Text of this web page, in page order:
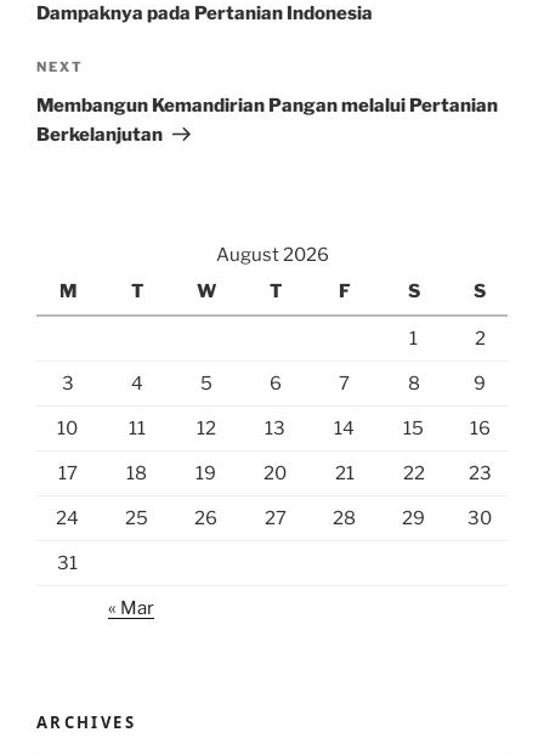
Dampaknya pada Pertanian Indonesia
Next
Post
NEXT
Membangun Kemandirian Pangan melalui Pertanian
Berkelanjutan
August 2026
M
T W T F S S
1 2
3 4 5 6 7 8 9
10 11 12 13 14 15 16
17 18 19 20 21 22 23
24 25 26 27 28 29 30
31
« Mar
ARCHIVES